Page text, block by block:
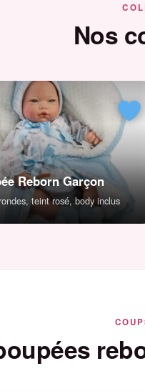
Nos
Reborn Garçon
teint rosé, body inclus